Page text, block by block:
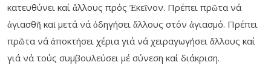
κατευθύνει καί ἄλλους πρός Ἐκεῖνον. Πρέπει πρῶτα νά
ἁγιασθῆ καὶ μετά νά ὁδηγήσει ἄλλους στόν ἁγιασμό. Πρέπει
πρῶτα νά ἀποκτήσει χέρια γιά νά χειραγωγήσει ἄλλους καί
γιά νά τούς συμβουλεύσει μέ σύνεση καί διάκριση.